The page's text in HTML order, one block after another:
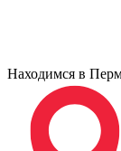
Находимся в